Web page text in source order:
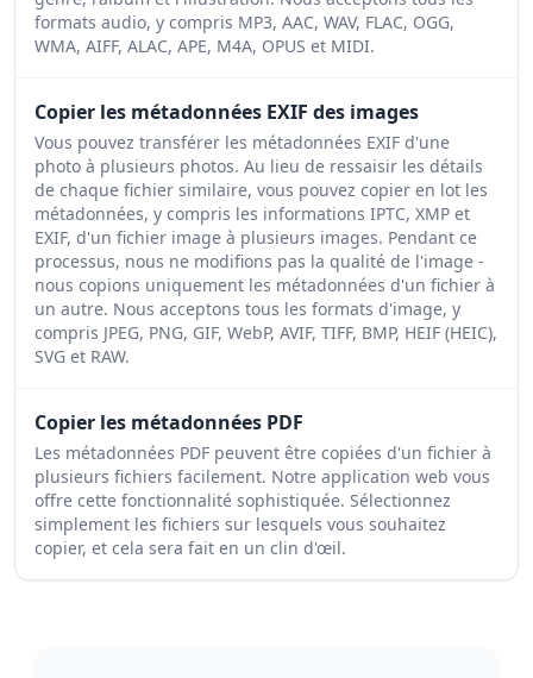
formats audio, y compris MP3, AAC, WAV, FLAC, OGG,
WMA, AIFF, ALAC, APE, M4A, OPUS et MIDI.
Copier les métadonnées EXIF des images
Vous pouvez transférer les métadonnées EXIF d'une
photo à plusieurs photos. Au lieu de ressaisir les détails
de chaque fichier similaire, vous pouvez copier en lot les
métadonnées, y compris les informations IPTC, XMP et
EXIF, d'un fichier image à plusieurs images. Pendant ce
processus, nous ne modifions pas la qualité de l'image -
nous copions uniquement les métadonnées d'un fichier à
un autre. Nous acceptons tous les formats d'image, y
compris JPEG, PNG, GIF, WebP, AVIF, TIFF, BMP, HEIF (HEIC),
SVG et RAW.
Copier les métadonnées PDF
Les métadonnées PDF peuvent être copiées d'un fichier à
plusieurs fichiers facilement. Notre application web vous
offre cette fonctionnalité sophistiquée. Sélectionnez
simplement les fichiers sur lesquels vous souhaitez
copier, et cela sera fait en un clin d'œil.